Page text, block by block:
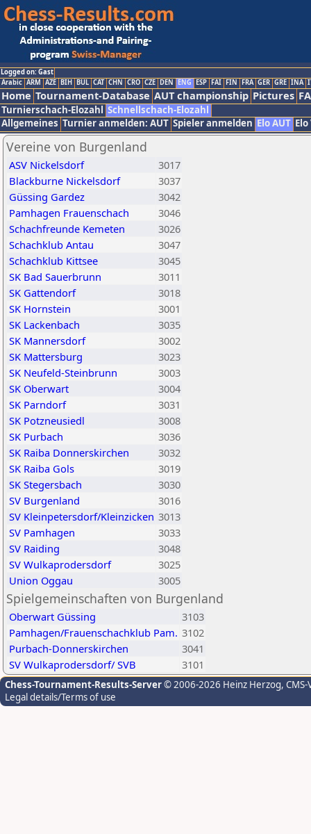
Logged on: Gast
Arabic ARM AZE BIH BUL CAT CHN CRO CZE DEN ENG ESP FAI FIN FRA GER GRE INA
Home Tournament-Database AUT championship Pictures
Turnierschach-Elozahl Schnellschach-Elozahl
Allgemeines Turnier anmelden: AUT Spieler anmelden Elo AUT
Vereine von Burgenland
ASV Nickelsdorf
3017
Blackburne Nickelsdorf
3037
Güssing Gardez
3042
Pamhagen Frauenschach
3046
Schachfreunde Kemeten
3026
Schachklub Antau
3047
Schachklub Kittsee
3045
SK Bad Sauerbrunn
3011
SK Gattendorf
3018
SK Hornstein
3001
SK Lackenbach
3035
SK Mannersdorf
3002
SK Mattersburg
3023
SK Neufeld-Steinbrunn
3003
SK Oberwart
3004
SK Parndorf
3031
SK Potzneusiedl
3008
SK Purbach
3036
SK Raiba Donnerskirchen
3032
SK Raiba Gols
3019
SK Stegersbach
3030
SV Burgenland
3016
SV Kleinpetersdorf/Kleinzicken 3013
SV Pamhagen
3033
SV Raiding
3048
SV Wulkaprodersdorf
3025
Union Oggau
3005
Spielgemeinschaften von Burgenland
Oberwart Güssing
3103
Pamhagen/Frauenschachklub Pam. 3102
Purbach-Donnerskirchen
3041
SV Wulkaprodersdorf/ SVB
3101
Chess-Tournament-Results-Server© 2006-2026 Heinz Herzog,
Legal details/Terms of use